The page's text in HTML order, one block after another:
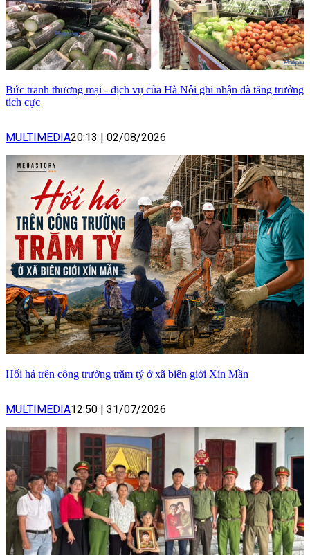
Bức tranh thương mại - dịch vụ của Hà Nội ghi nhận đà tăng trưởng
tích cực
MULTIMEDIA20:13 02/08/2026
Hối hả trên công trường trăm tỷ ở xã biên giới Xín Mần
MULTIMEDIA12:50 31/07/2026